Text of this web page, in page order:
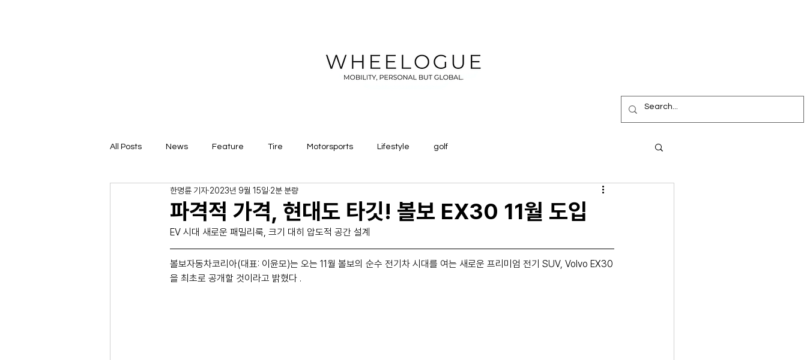
All Posts News Feature Tire Motorsports Lifestyle golf
파격적 가격, 현대도 타깃! 볼보 EX30 11월 도입
한명륜 기자 2023년 9월 15일 2분 분량
EV 시대 새로운 패밀리룩, 크기 대히 압도적 공간 설계
볼보자동차코리아(대표: 이윤모)는 오는 11월 볼보의 순수 전기차 시대를 여는 새로운 프리미엄 전기 SUV, Volvo EX30
을 최초로 공개할 것이라고 밝혔다 .